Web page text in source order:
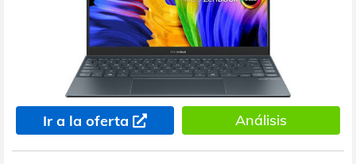
Ir a la oferta Análisis